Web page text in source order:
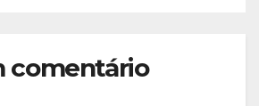
comentário